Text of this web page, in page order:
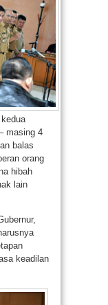
masing 4
balas
orang
hibah
lain
keadilan